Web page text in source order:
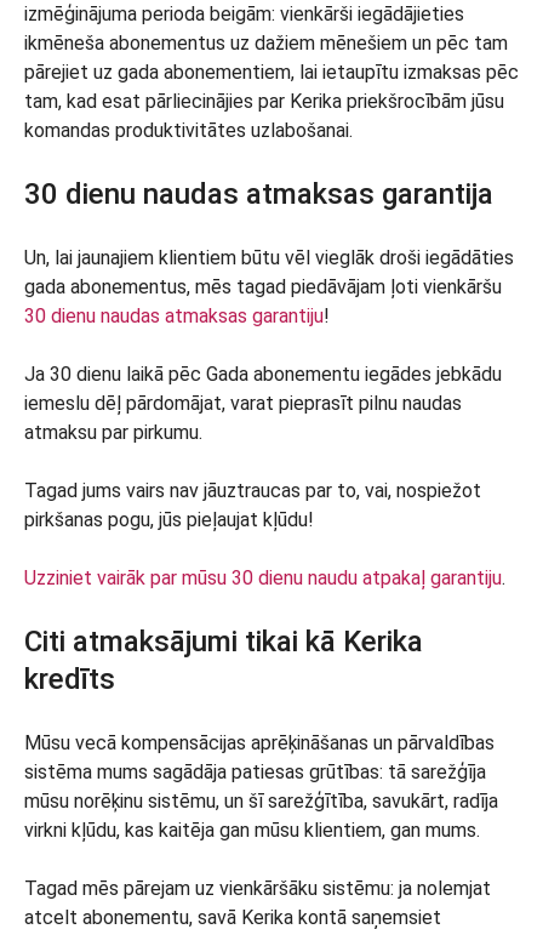
izmēģinājuma perioda beigām: vienkārši iegādājieties
ikmēneša abonementus uz dažiem mēnešiem un pēc tam
pārejiet uz gada abonementiem, lai ietaupītu izmaksas pēc
tam, kad esat pārliecinājies par Kerika priekšrocībām jūsu
komandas produktivitātes uzlabošanai.
30 dienu naudas atmaksas garantija
Un, lai jaunajiem klientiem būtu vēl vieglāk droši iegādāties
gada abonementus, mēs tagad piedāvājam ļoti vienkāršu
30 dienu naudas atmaksas garantiju!
Ja 30 dienu laikā pēc Gada abonementu iegādes jebkādu
iemeslu dēļ pārdomājat, varat pieprasīt pilnu naudas
atmaksu par pirkumu.
Tagad jums vairs nav jāuztraucas par to, vai, nospiežot
pirkšanas pogu, jūs pieļaujat kļūdu!
Uzziniet vairāk par mūsu 30 dienu naudu atpakaļ garantiju.
Citi atmaksājumi tikai kā Kerika
kredīts
Mūsu vecā kompensācijas aprēķināšanas un pārvaldības
sistēma mums sagādāja patiesas grūtības: tā sarežģīja
mūsu norēķinu sistēmu, un šī sarežģītība, savukārt, radīja
virkni kļūdu, kas kaitēja gan mūsu klientiem, gan mums.
Tagad mēs pārejam uz vienkāršāku sistēmu: ja nolemjat
atcelt abonementu, savā Kerika kontā saņemsiet